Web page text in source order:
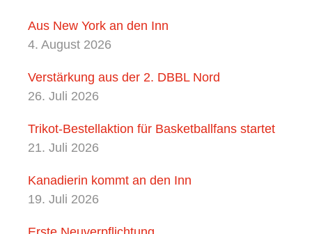
Aus New York an den Inn
4. August 2026
Verstärkung aus der 2. DBBL Nord
26. Juli 2026
Trikot-Bestellaktion für Basketballfans startet
21. Juli 2026
Kanadierin kommt an den Inn
19. Juli 2026